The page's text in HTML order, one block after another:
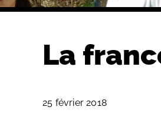
La
25 février 2018